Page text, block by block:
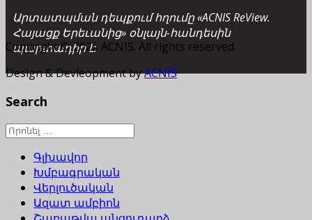
Արտատպման դեպքում հղումը «ACNIS ReView.
Հայացք Երեւանից» օնլայն-հանդեսին
պարտադիր է:
Copyright © 2026 ACNIS. All rights reserved.
Design & Devleopment byACNIS
Search
Գլխավոր
Խմբագրական
Վերլուծական
Ազատ ամբիոն